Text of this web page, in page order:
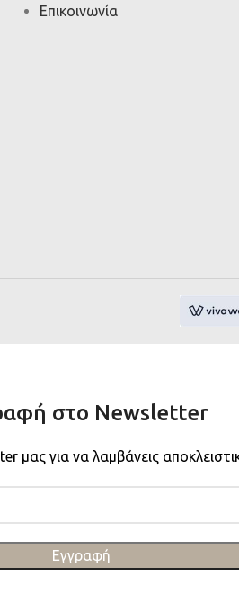
Επικοινωνία
στο Newsletter
μας για να λαμβάνεις
Εγγραφή